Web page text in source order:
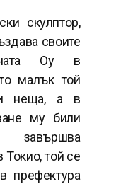
скулптор,
своите
Оу в
малък той
неща, а в
му били
Токио, той се
префектура